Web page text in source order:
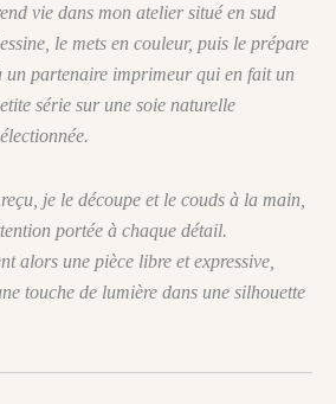
vie dans mon atelier situé en sud
le mets en couleur, puis le prépare
un partenaire imprimeur qui en fait un
série sur une soie naturelle
je le découpe et le couds à la main,
portée à chaque détail.
alors une pièce libre et expressive,
touche de lumière dans une silhouette